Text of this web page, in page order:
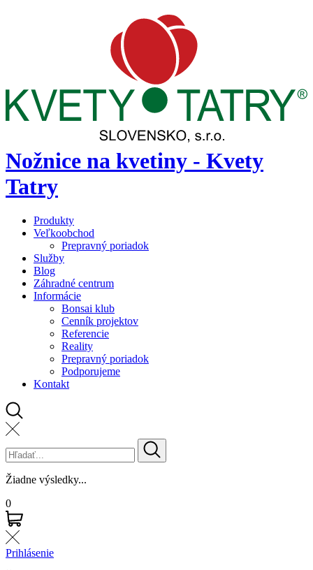
Nožnice na kvetiny - Kvety
Tatry
Produkty
Veľkoobchod
Prepravný poriadok
Služby
Blog
Záhradné centrum
Informácie
Bonsai klub
Cenník projektov
Referencie
Reality
Prepravný poriadok
Podporujeme
Kontakt
Žiadne výsledky...
0
Prihlásenie